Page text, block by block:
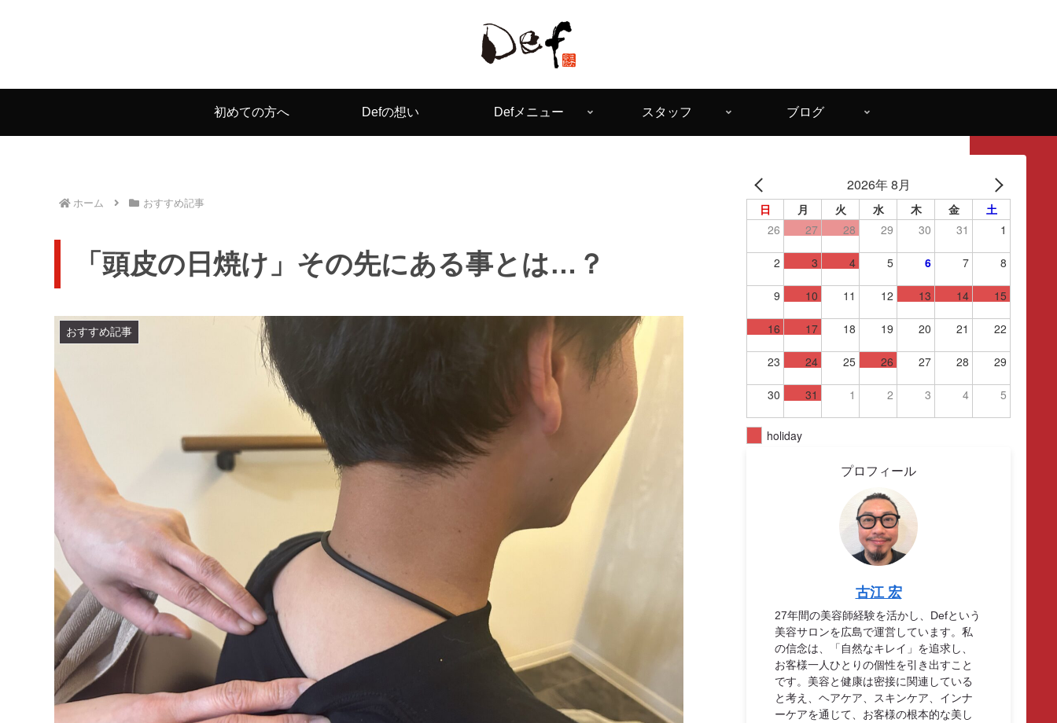
初めての方へ Defの想い Defメニュー スタッフ ブログ
ホーム おすすめ記事
「頭皮の日焼け」その先にある事とは…？
おすすめ記事
2026年 8月
日 月 火 水 木 金
土
26
27 28 29 30 31 1
2 3 4 5 6 7 8
9 10 11 12 13 14 15
16 17 18 19 20 21 22
23 24 25 26 27 28 29
30 31 1 2 3 4 5
holiday
プロフィール
古江 宏
27年間の美容師経験を活かし、Defという
美容サロンを広島で運営しています。私
の信念は、「自然なキレイ」を追求し、
お客様一人ひとりの個性を引き出すこと
です。美容と健康は密接に関連している
と考え、ヘアケア、スキンケア、インナ
ーケアを通じて、お客様の根本的な美し